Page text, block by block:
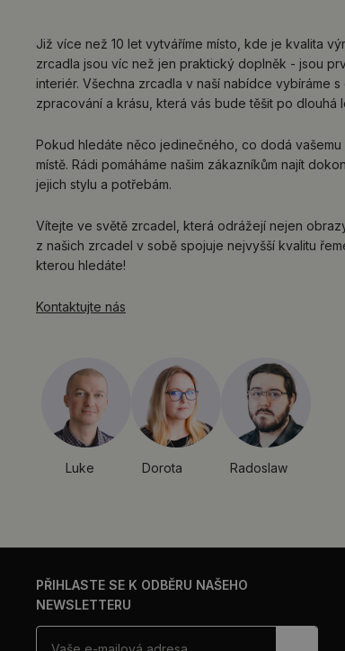
Již více než 10 let vytváříme místo, kde je kvalita
zrcadla jsou víc než jen praktický doplněk - jsou
interiér. Všechna zrcadla v naší nabídce vybíráme
zpracování a krásu, která vás bude těšit po dlouhá
Pokud hledáte něco jedinečného, co dodá
místě. Rádi pomáháme našim zákazníkům najít
jejich stylu a potřebám.
Vítejte ve světě zrcadel, která odrážejí nejen
z našich zrcadel v sobě spojuje nejvyšší kvalitu
kterou hledáte!
Kontaktujte nás
Luke Dorota Radoslaw
PŘIHLASTE SE K ODBĚRU NAŠEHO
NEWSLETTERU